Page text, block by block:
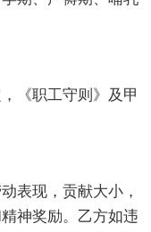
《职工守则》及甲
表现，贡献大小，
神奖励。乙方如违